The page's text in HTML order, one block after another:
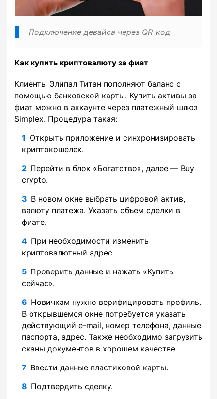
Подключение девайса через QR-код
Как купить криптовалюту за фиат
Клиенты Элипал Титан пополняют баланс с
помощью банковской карты. Купить активы за
фиат можно в аккаунте через платежный шлюз
Simplex. Процедура такая:
Открыть приложение и синхронизировать
криптокошелек.
Перейти в блок «Богатство», далее — Buy
crypto.
В новом окне выбрать цифровой актив,
валюту платежа. Указать объем сделки в
фиате.
При необходимости изменить
криптовалютный адрес.
Проверить данные и нажать «Купить
сейчас».
Новичкам нужно верифицировать профиль.
В открывшемся окне потребуется указать
действующий e-mail, номер телефона, данные
паспорта, адрес. Также необходимо загрузить
сканы документов в хорошем качестве
Ввести данные пластиковой карты.
Подтвердить сделку.